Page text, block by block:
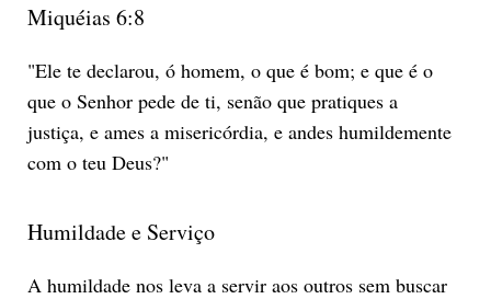
Miquéias 6:8
"Ele te declarou, ó homem, o que é bom; e que é o
que o Senhor pede de ti, senão que pratiques a
justiça, e ames a misericórdia, e andes humildemente
com o teu Deus?"
Humildade e Serviço
A humildade nos leva a servir aos outros sem buscar